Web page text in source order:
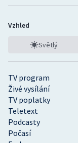
TV program
Živé vysílání
TV poplatky
Teletext
Podcasty
Počasí
Vzhled
Světlý